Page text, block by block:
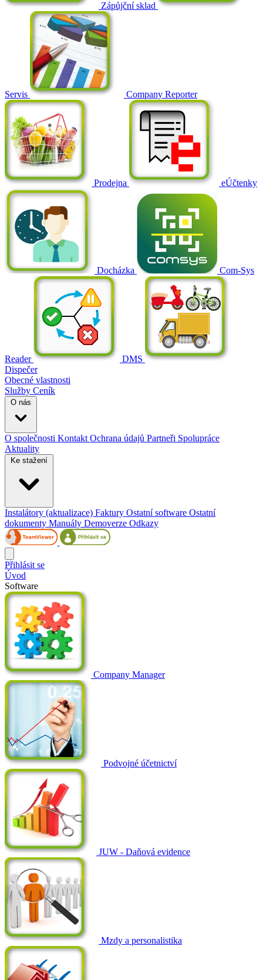
Zápůjční sklad
Servis Company Reporter
Prodejna eÚčtenky
Docházka Com-Sys
Reader
DMS
Dispečer
Obecné vlastnosti
Služby Ceník
O nás
O společnosti Kontakt Ochrana údajů Partneři Spolupráce
Aktuality
Ke stažení
Instalátory (aktualizace) Faktury Ostatní software Ostatní
dokumenty Manuály Demoverze Odkazy
Přihlásit se
Úvod
Software
Company Manager
Podvojné účetnictví
JUW - Daňová evidence
Mzdy a personalistika